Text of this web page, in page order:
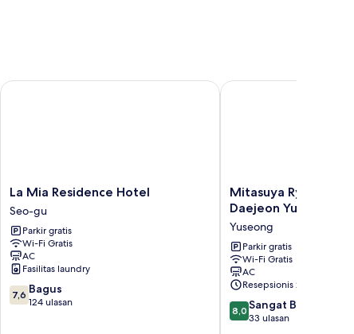
La
Mia
Residence
Hotel
Seo-
gu
La Mia Residence Hotel
Seo-gu
Parkir gratis
Wi-Fi Gratis
AC
Fasilitas laundry
7.6
dari
7,6 Bagus
124 ulasan
La Mia Residence Hotel
Mitasuya
Ryokan
Hotel
by
Anook
Daejeon
Yuseong
Yuseong
Mitasuya Ryokan
Daejeon Yuseong
Yuseong
Parkir gratis
Wi-Fi Gratis
AC
Resepsionis 24/7
8.0
dari
8,0 Sangat Baik
33 ulasan
Mitasuya Ryokan